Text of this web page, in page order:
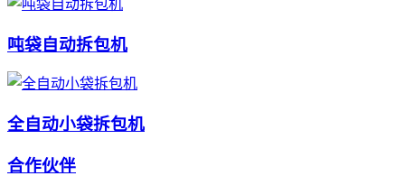
吨袋自动拆包机
全自动小袋拆包机
合作伙伴